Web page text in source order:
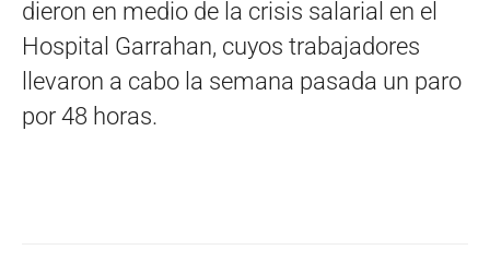
dieron en medio de la crisis salarial en el
Hospital Garrahan, cuyos trabajadores
llevaron a cabo la semana pasada un paro
por 48 horas.